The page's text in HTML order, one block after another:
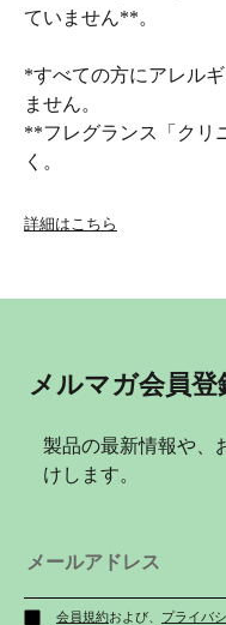
ていません**。
*すべての方にアレル
ません。
**フレグランス「クリ
く。
詳細はこちら
メルマガ会員登
製品の最新情報や、
けします。
会員規約および、 プライバ